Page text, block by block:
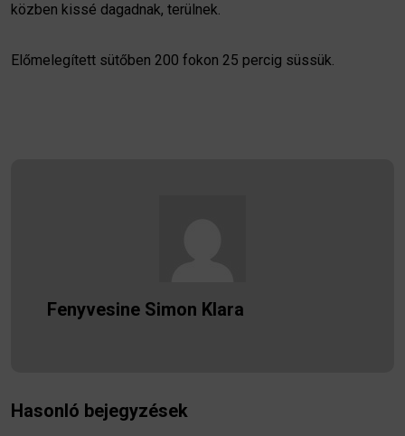
közben kissé dagadnak, terülnek.
Előmelegített sütőben 200 fokon 25 percig süssük.
Fenyvesine Simon Klara
Hasonló bejegyzések